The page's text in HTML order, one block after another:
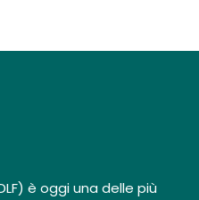
è oggi una delle più